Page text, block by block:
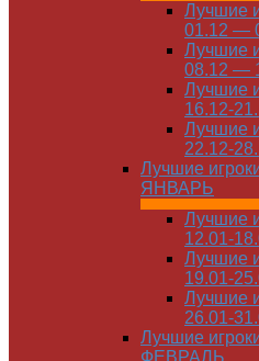
Лучшие
01.12 —
Лучшие
08.12 —
Лучшие
16.12-
Лучшие
22.12-
Лучшие
ЯНВАРЬ
Лучшие
12.01-
Лучшие
19.01-
Лучшие
26.01-
Лучшие
ФЕВРАЛЬ